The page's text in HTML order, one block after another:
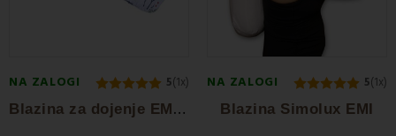
NA ZALOGI 5(1x)
B
lazina za dojenje EMI Triplets
NA ZALOGI 5(1x)
Blazina Simolux EMI